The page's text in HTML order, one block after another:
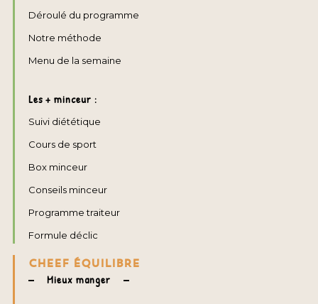
Déroulé du programme
Notre méthode
Menu de la semaine
Les + minceur :
Suivi diététique
Cours de sport
Box minceur
Conseils minceur
Programme traiteur
Formule déclic
CHEEF ÉQUILIBRE
Mieux manger